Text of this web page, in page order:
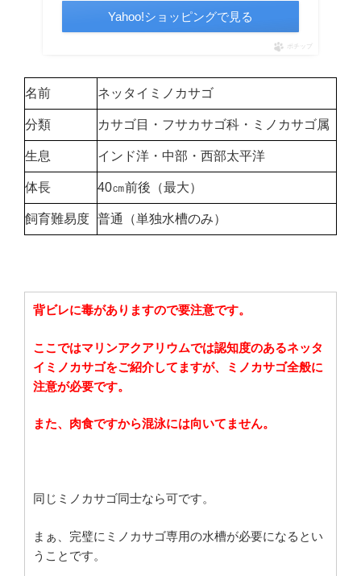
Yahoo!ショッピングで見る
ポチップ
名前 ネッタイミノカサゴ
分類 カサゴ目・フサカサゴ科・ミノカサゴ属
生息 インド洋・中部・西部太平洋
体長 40㎝前後（最大）
飼育難易度 普通（単独水槽のみ）
背ビレに毒がありますので要注意です。
ここではマリンアクアリウムでは認知度のあるネッタ
イミノカサゴをご紹介してますが、ミノカサゴ全般に
注意が必要です。
また、肉食ですから混泳には向いてません。
同じミノカサゴ同士なら可です。
まぁ、完璧にミノカサゴ専用の水槽が必要になるとい
うことです。